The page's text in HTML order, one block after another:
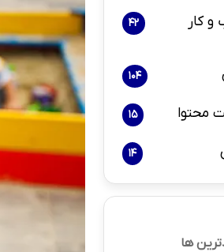
بازاریابی و فروش
پلاگین های ارسال و تحویل
و کار
42
104
محتوا 15
14
ها